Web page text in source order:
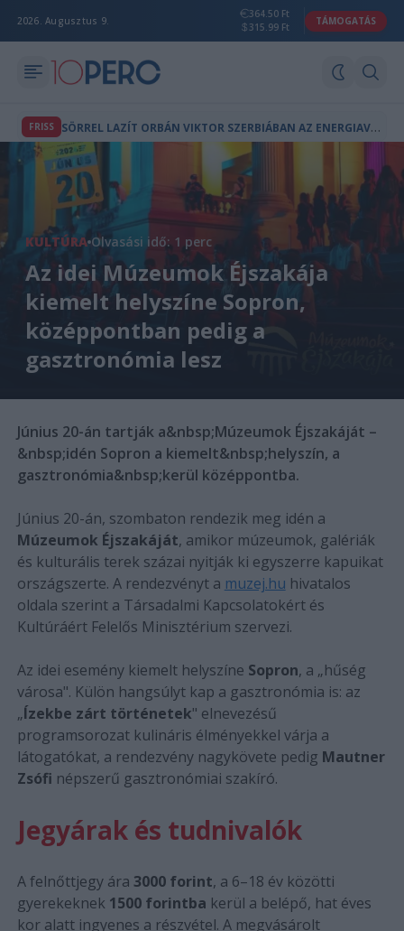
2026. Augusztus 9.
364.50 Ft
315.99 Ft
TÁMOGATÁS
FRISS S
ÖRREL LAZÍT ORBÁN VIKTOR SZERBIÁBAN AZ ENERGIAVÁLSÁG ALATT
KULTÚRA Olvasási idő: 1 perc
Az idei Múzeumok Éjszakája
kiemelt helyszíne Sopron,
középpontban pedig a
gasztronómia lesz
Június 20-án tartják a&nbsp;Múzeumok Éjszakáját –
&nbsp;idén Sopron a kiemelt&nbsp;helyszín, a
gasztronómia&nbsp;kerül középpontba.
Június 20-án, szombaton rendezik meg idén a
Múzeumok Éjszakáját, amikor múzeumok, galériák
és kulturális terek százai nyitják ki egyszerre kapuikat
országszerte. A rendezvényt a muzej.hu hivatalos
oldala szerint a Társadalmi Kapcsolatokért és
Kultúráért Felelős Minisztérium szervezi.
Az idei esemény kiemelt helyszíne Sopron, a „hűség
városa". Külön hangsúlyt kap a gasztronómia is: az
„Ízekbe zárt történetek" elnevezésű
programsorozat kulináris élményekkel várja a
látogatókat, a rendezvény nagykövete pedig Mautner
Zsófi népszerű gasztronómiai szakíró.
Jegyárak és tudnivalók
A felnőttjegy ára 3000 forint, a 6–18 év közötti
gyerekeknek 1500 forintba kerül a belépő, hat éves
kor alatt ingyenes a részvétel. A megvásárolt